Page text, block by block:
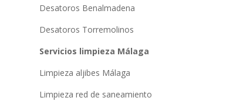
Desatoros Benalmadena
Desatoros Torremolinos
Servicios limpieza Málaga
Limpieza aljibes Málaga
Limpieza red de saneamiento